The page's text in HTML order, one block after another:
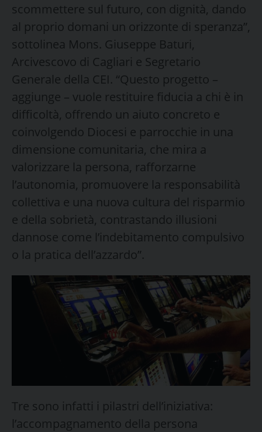
scommettere sul futuro, con dignità, dando
al proprio domani un orizzonte di speranza”,
sottolinea Mons. Giuseppe Baturi,
Arcivescovo di Cagliari e Segretario
Generale della CEI. “Questo progetto –
aggiunge – vuole restituire fiducia a chi è in
difficoltà, offrendo un aiuto concreto e
coinvolgendo Diocesi e parrocchie in una
dimensione comunitaria, che mira a
valorizzare la persona, rafforzarne
l’autonomia, promuovere la responsabilità
collettiva e una nuova cultura del risparmio
e della sobrietà, contrastando illusioni
dannose come l’indebitamento compulsivo
o la pratica dell’azzardo”.
Tre sono infatti i pilastri dell’iniziativa:
l’accompagnamento della persona